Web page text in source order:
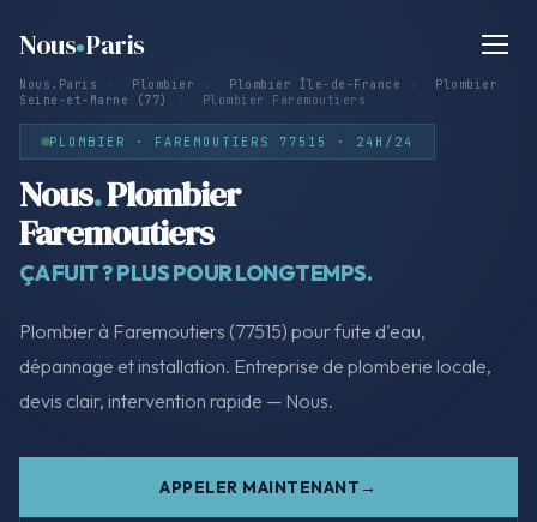
Nous Paris
Nous.Paris Plombier Plombier Île-de-France
Plombier
Seine-et-Marne (77)
Plombier Faremoutiers
PLOMBIER · FAREMOUTIERS 77515 · 24H/24
Nous.Plombier
Faremoutiers
ÇA FUIT ? PLUS POUR LONGTEMPS.
Plombier à Faremoutiers (77515) pour fuite d'eau,
dépannage et installation. Entreprise de plomberie locale,
devis clair, intervention rapide — Nous.
APPELER MAINTENANT